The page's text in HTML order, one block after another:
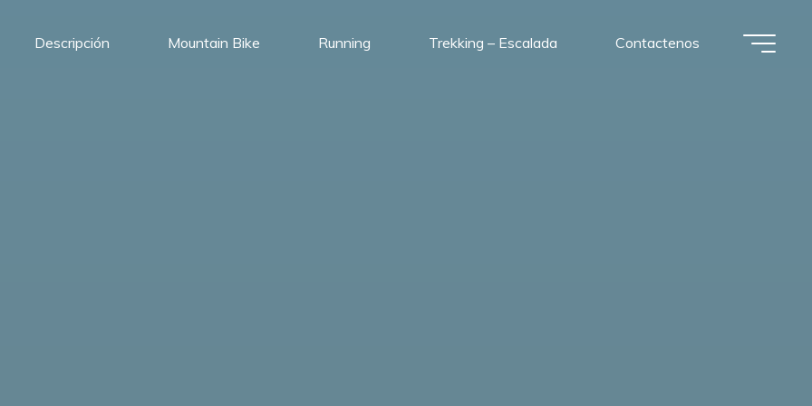
Descripción Mountain Bike Running Trekking – Escalada Contactenos